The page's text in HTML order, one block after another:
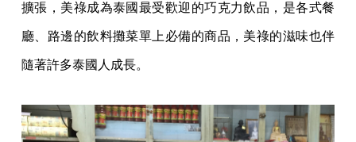
擴張，美祿成為泰國最受歡迎的巧克力飲品，是各式餐
廳、路邊的飲料攤菜單上必備的商品，美祿的滋味也伴
隨著許多泰國人成長。